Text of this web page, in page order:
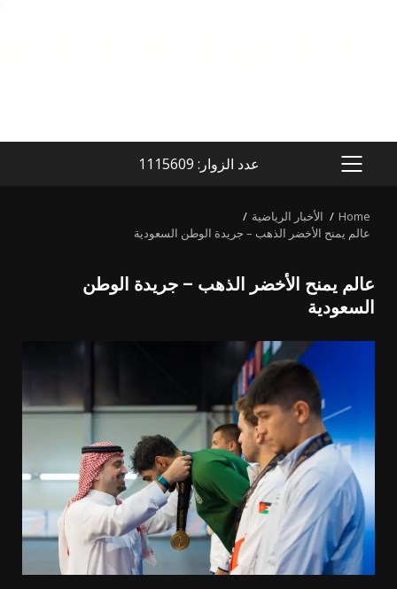
PRIMARY
عدد الزوار: 1115609
Home
الأخبار الرياضية
عالم يمنح الأخضر الذهب – جريدة الوطن السعودية
عالم يمنح الأخضر الذهب – جريدة الوطن
السعودية